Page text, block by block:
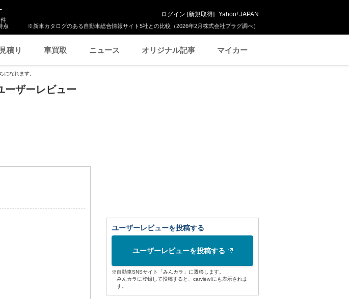
※新車カタログのある自動車総合情報サイト5社との比較（2026年2月株式会社プラグ調べ）
件
点
ログイン [新規取得] Yahoo! JAPAN
積り 車買取 ニュース オリジナル記事 マイカー
になれます。
ーザーレビュー
ユーザーレビューを投稿する
ユーザーレビューを投稿する
※自動車SNSサイト「みんカラ」に遷移します。
みんカラに登録して投稿すると、carview!にも表示されま
す。